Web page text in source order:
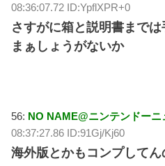
08:36:07.72 ID:YpflXPR+0
さすがに箱と説明書まで
まぁしょうがないか
56: NO NAME@ニンテンドーニ
08:37:27.86 ID:91Gj/Kj60
海外版とかもコンプしてん